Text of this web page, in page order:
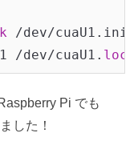
/dev/cuaU1.init
/dev/cuaU1. lock
Pi でも
した！